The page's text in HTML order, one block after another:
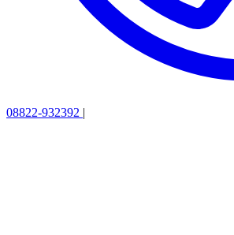
08822-932392 |